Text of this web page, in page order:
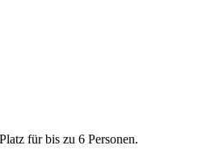
für bis zu 6 Personen.